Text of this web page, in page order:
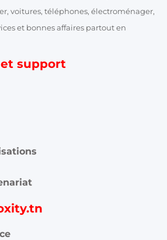
voitures, téléphones, électroménager,
et bonnes affaires partout en
support